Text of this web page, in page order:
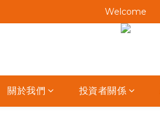
Welcome
Welcome
Welcome
關於我們 投資者關係